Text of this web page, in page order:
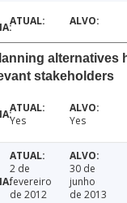
alternatives
stakeholders
Yes Yes
2 de
fevereiro
de 2012
30 de
junho
de 2013